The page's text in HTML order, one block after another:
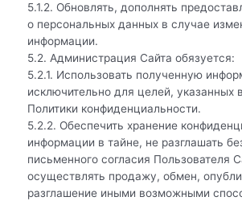
5.1.2. Обновлять, дополнять
о персональных данных в случае
информации.
5.2. Администрация Сайта обязуется:
5.2.1. Использовать полученную
исключительно для целей, указанных
Политики конфиденциальности.
5.2.2. Обеспечить хранение
информации в тайне, не разглашать
письменного согласия Пользователя
осуществлять продажу, обмен,
разглашение иными возможными